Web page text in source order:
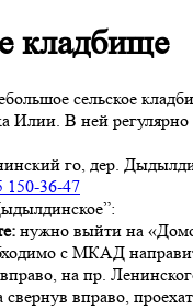
кладбище
сельское
Илии. В ней
го, дер.
150-36-47
нужно выйти на
с МКАД
на пр.
вправо,